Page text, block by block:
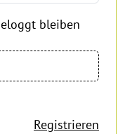
bleiben
Registrieren